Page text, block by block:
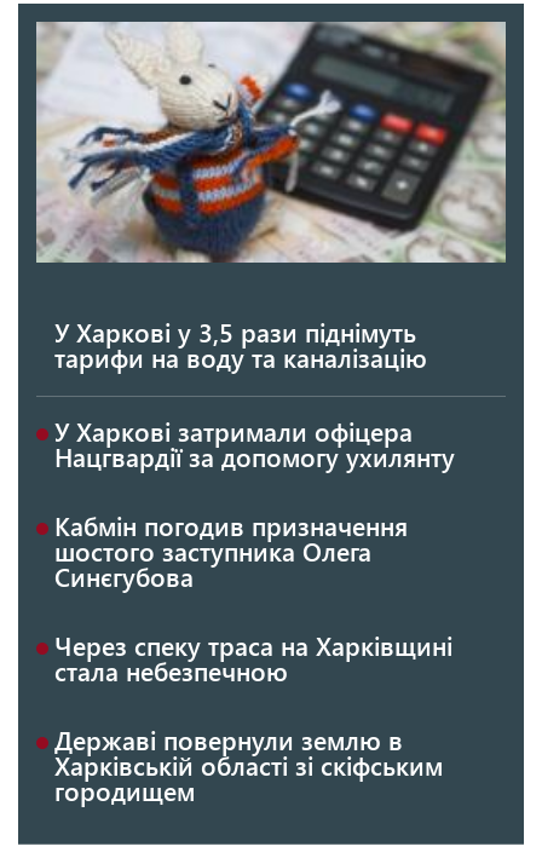
У Харкові у 3,5 рази піднімуть
тарифи на воду та каналізацію
У Харкові затримали офіцера
Нацгвардії за допомогу ухилянту
Кабмін погодив призначення
шостого заступника Олега
Синєгубова
Через спеку траса на Харківщині
стала небезпечною
Державі повернули землю в
Харківській області зі скіфським
городищем